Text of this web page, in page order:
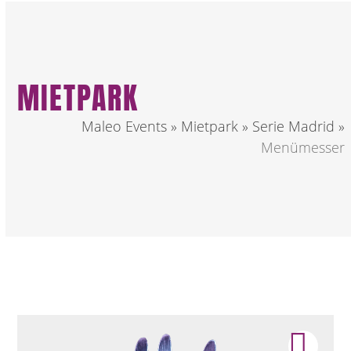
MIETPARK
Maleo Events » Mietpark » Serie Madrid »
Menümesser